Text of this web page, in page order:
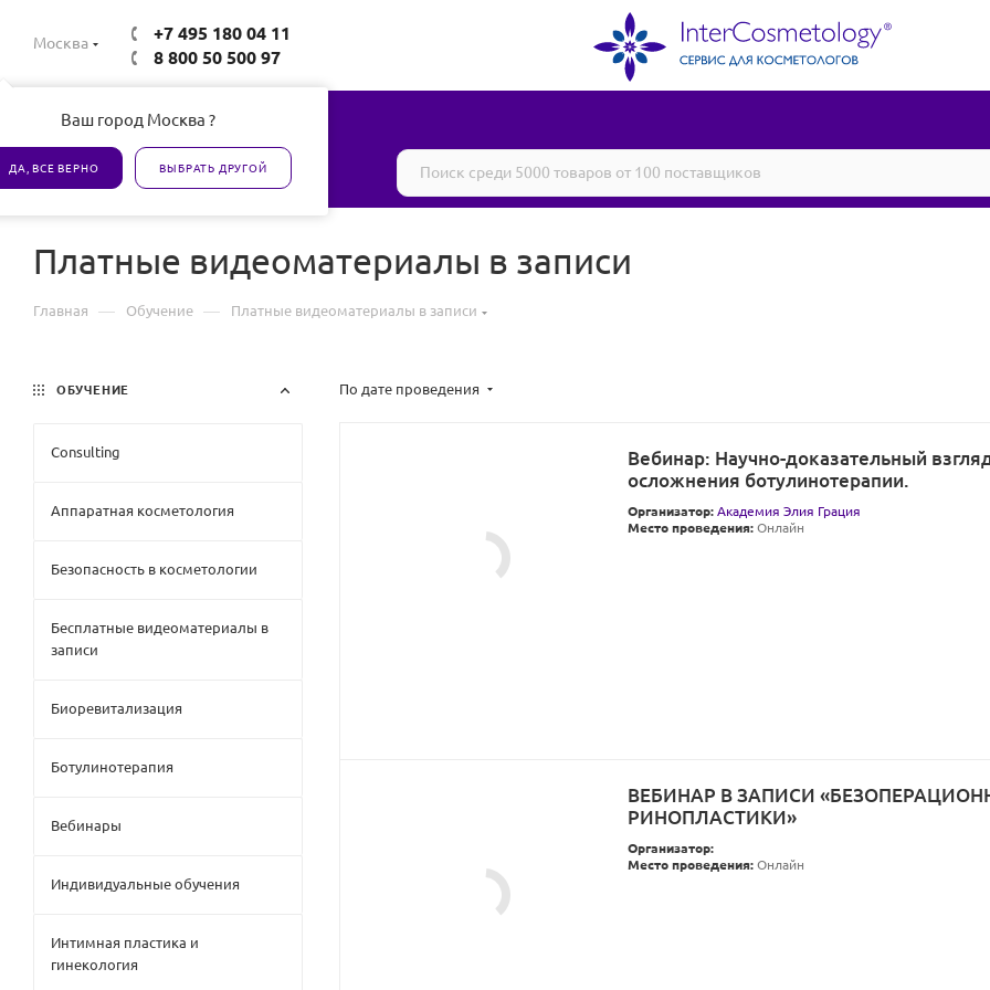
Москва
Ваш город Москва ?
ДА, ВСЕ ВЕРНО ВЫБРАТЬ ДРУГОЙ
+7 495 180 04 11
8 800 50 500 97
Все товары сертифицированы
Платные видеоматериалы в записи
Главная — Обучение — Платные видеоматериалы в записи
По дате проведения
Вебинар: Научно-доказательный
осложнения ботулинотерапии.
Организатор: Академия Элия Грация
Место проведения: Онлайн
ВЕБИНАР В ЗАПИСИ
РИНОПЛАСТИКИ»
Организатор:
Место проведения: Онлайн
ОБУЧЕНИЕ
Consulting
Аппаратная косметология
Безопасность в косметологии
Бесплатные видеоматериалы в
записи
Биоревитализация
Ботулинотерапия
Вебинары
Индивидуальные обучения
Интимная пластика и
гинекология